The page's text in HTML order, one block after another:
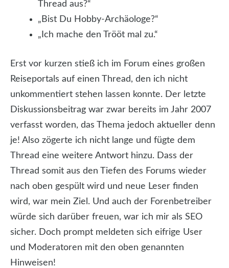
Thread aus?“
„Bist Du Hobby-Archäologe?“
„Ich mache den Trööt mal zu.“
Erst vor kurzen stieß ich im Forum eines großen
Reiseportals auf einen Thread, den ich nicht
unkommentiert stehen lassen konnte. Der letzte
Diskussionsbeitrag war zwar bereits im Jahr 2007
verfasst worden, das Thema jedoch aktueller denn
je! Also zögerte ich nicht lange und fügte dem
Thread eine weitere Antwort hinzu. Dass der
Thread somit aus den Tiefen des Forums wieder
nach oben gespült wird und neue Leser finden
wird, war mein Ziel. Und auch der Forenbetreiber
würde sich darüber freuen, war ich mir als SEO
sicher. Doch prompt meldeten sich eifrige User
und Moderatoren mit den oben genannten
Hinweisen!